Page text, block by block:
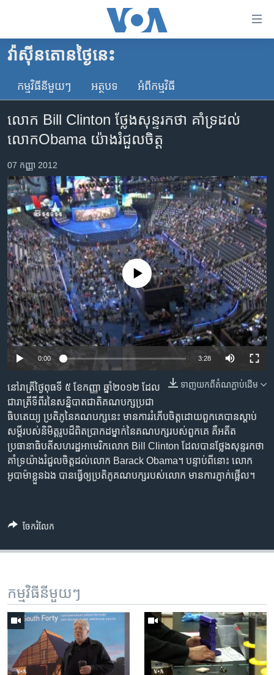
គេហទំព័រ​
ទាក់ទង
និង​
ចូល​
ទំព័រ​
ម្តង
រំលង​
និង​
ចូល​
ទៅ​
ទំព័រ​
រចនា
សម្ព័ន្ធ​
រំលង​
និង​
ចូល​
ទៅ​
ស្វែង​
រក
កម្ពុជា
អន្តរជាតិ
កម្ពុជាច្នៃប្រតិដ្ឋ
ព្រឹត្តិការណ៍ព័ត៌មាន
ទូរទស្សន៍ / វីដេអូ​
វិទ្យុ / ផតខាសថ៍
កម្មវិធីទាំងអស់
Khmer English
បណ្តាញ​សង្គម
ភាសា
វ៉ាស៊ីនតោន​ថ្ងៃ​នេះ
កម្មវិធី​នីមួយៗ អត្ថបទ​ អំពី​កម្មវិធី​
លោក Bill Clinton ថ្លែង​សុន្ទរកថា គាំទ្រ​ដល់​
លោក​Obama យ៉ាង​រំជួល​ចិត្ត
07 កញ្ញា 2012
No media source currently available
0:00 3:28
ទាញ​យក​ពី​តំណភ្ជាប់​ដើម
នៅ​រាត្រី​ថ្ងៃ​ពុធ​ទី ៥ ខែកញ្ញា ឆ្នាំ២០១២ ដែល​
ជា​រាត្រី​ទីពីរ​នៃ​សន្និបាតជាតិ​គណបក្ស​ប្រជា
ធិបតេយ្យ​ ប្រតិភូ​នៃ​គណបក្ស​នេះ មាន​ការរំភើប​ចិត្ត​ដោយ​ពួកគេ​បាន​ស្តាប់​
សម្តី​របស់​និមិត្ត​រូប​ដ៏​ពិត​ប្រាកដ​ម្នាក់​​នៃ​គណបក្ស​របស់​ពួកគេ គឺ​អតីត​
ប្រធានាធិបតី​សហរដ្ឋ​អាមេរិក​លោក​ Bill Clinton ដែល​បាន​ថ្លែង​សុន្ទរកថា​
គាំទ្រ​យ៉ាង​រំជួល​ចិត្ត​ដល់​លោក​ Barack Obama។ បន្ទាប់​ពី​នោះ លោក​
អូបាម៉ា​ខ្លួន​ឯង​ បាន​ធ្វើ​ឲ្យ​ប្រតិភូ​គណបក្ស​របស់​លោក មាន​ការភ្ញាក់ផ្អើល។
ចែករំលែក
កម្មវិធី​នីមួយៗ